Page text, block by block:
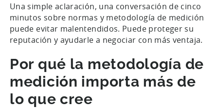
Una simple aclaración, una conversación de cinco
minutos sobre normas y metodología de medición
puede evitar malentendidos. Puede proteger su
reputación y ayudarle a negociar con más ventaja.
Por qué la metodología de
medición importa más de
lo que cree